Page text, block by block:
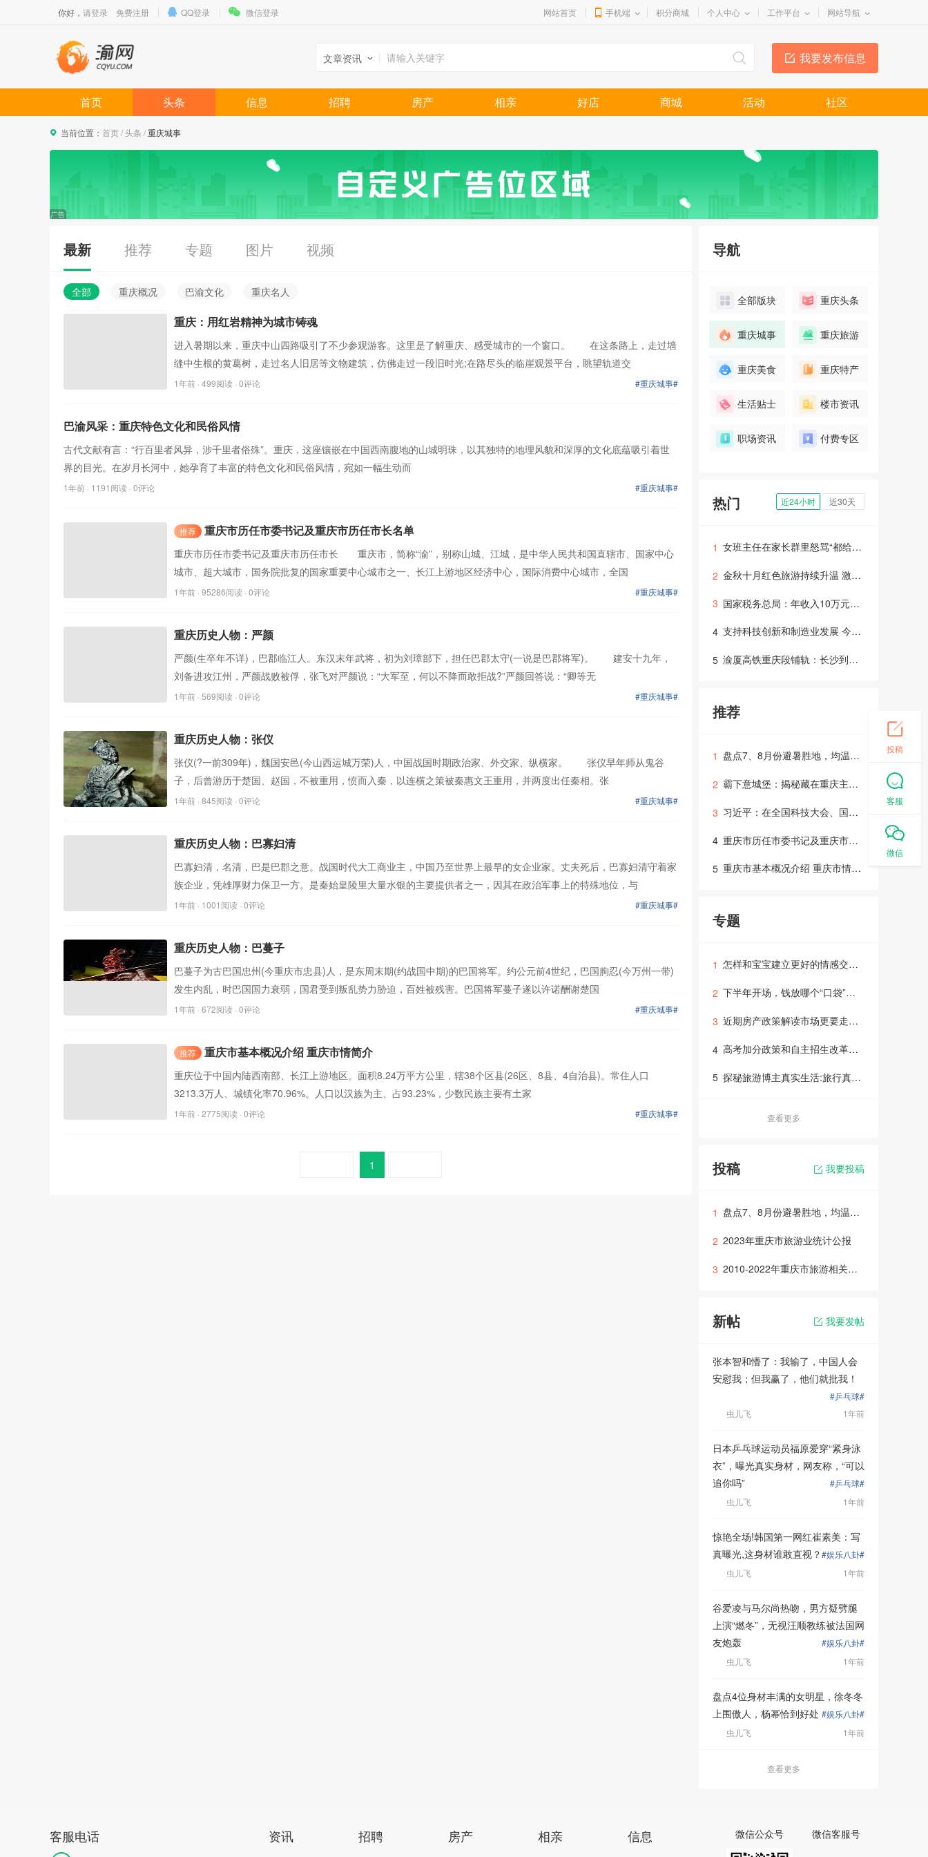
你好， 请登录 免费注册 QQ登录 微信登录 网站首页 手机端 积分商城 个人中心 工作平台 网站导航
我要发布信息
文章资讯
首页 头条 信息 招聘 房产 相亲 好店 商城 活动 社区
当前位置： 首页/头条 /重庆城事
最新 推荐 专题 图片 视频
全部 重庆概况 巴渝文化 重庆名人
重庆：用红岩精神为城市铸魂
进入暑期以来，重庆中山四路吸引了不少参观游客。这里是了解重庆、感受城市的一个窗口。 在这条路上，走过墙
缝中生根的黄葛树，走过名人旧居等文物建筑，仿佛走过一段旧时光;在路尽头的临崖观景平台，眺望轨道交
#重庆城事#
1年前 · 499阅读 · 0评论
巴渝风采：重庆特色文化和民俗风情
古代文献有言：“行百里者风异，涉千里者俗殊”。重庆，这座镶嵌在中国西南腹地的山城明珠，以其独特的地理风貌和深厚的文化底蕴吸引着世
界的目光。在岁月长河中，她孕育了丰富的特色文化和民俗风情，宛如一幅生动而
#重庆城事#
1年前 · 1191阅读 · 0评论
推荐 重庆市历任市委书记及重庆市历任市长名单
重庆市历任市委书记及重庆市历任市长 重庆市，简称“渝”，别称山城、江城，是中华人民共和国直辖市、国家中心
城市、超大城市，国务院批复的国家重要中心城市之一、长江上游地区经济中心，国际消费中心城市，全国
#重庆城事#
1年前 · 95286阅读 · 0评论
重庆历史人物：严颜
严颜(生卒年不详)，巴郡临江人。东汉末年武将，初为刘璋部下，担任巴郡太守(一说是巴郡将军)。 建安十九年，
刘备进攻江州，严颜战败被俘，张飞对严颜说：“大军至，何以不降而敢拒战?”严颜回答说：“卿等无
#重庆城事#
1年前 · 569阅读 · 0评论
重庆历史人物：张仪
张仪(?一前309年)，魏国安邑(今山西运城万荣)人，中国战国时期政治家、外交家、纵横家。 张仪早年师从鬼谷
子，后曾游历于楚国、赵国，不被重用，愤而入秦，以连横之策被秦惠文王重用，并两度出任秦相。张
#重庆城事#
1年前 · 845阅读 · 0评论
重庆历史人物：巴寡妇清
巴寡妇清，名清，巴是巴郡之意。战国时代大工商业主，中国乃至世界上最早的女企业家。丈夫死后，巴寡妇清守着家
族企业，凭雄厚财力保卫一方。是秦始皇陵里大量水银的主要提供者之一，因其在政治军事上的特殊地位，与
#重庆城事#
1年前 · 1001阅读 · 0评论
重庆历史人物：巴蔓子
巴蔓子为古巴国忠州(今重庆市忠县)人，是东周末期(约战国中期)的巴国将军。约公元前4世纪，巴国朐忍(今万州一带)
发生内乱，时巴国国力衰弱，国君受到叛乱势力胁迫，百姓被残害。巴国将军蔓子遂以许诺酬谢楚国
#重庆城事#
1年前 · 672阅读 · 0评论
推荐 重庆市基本概况介绍 重庆市情简介
重庆位于中国内陆西南部、长江上游地区。面积8.24万平方公里，辖38个区县(26区、8县、4自治县)。常住人口
3213.3万人、城镇化率70.96%。人口以汉族为主、占93.23%，少数民族主要有土家
#重庆城事#
1年前 · 2775阅读 · 0评论
1
导航
全部版块 重庆头条
重庆城事 重庆旅游
重庆美食 重庆特产
生活贴士 楼市资讯
职场资讯 付费专区
热门 近24小时 近30天
1 女班主任在家长群里怒骂“都给老子滚”，学校回应：与家长沟通时情绪失控，已暂停其教学
2 金秋十月红色旅游持续升温 激活经济发展潜力
3 国家税务总局：年收入10万元以内纳税人基本无需缴纳个税
4 支持科技创新和制造业发展 今年前8月重庆减税降费及退税近250亿元
5 渝厦高铁重庆段铺轨：长沙到重庆时常缩短1小时
推荐
1 盘点7、8月份避暑胜地，均温25℃，各个号称避暑天堂
2 霸下意城堡：揭秘藏在重庆主城的古堡，耗资上亿建造如今却无人居住…胆小者慎入
3 习近平：在全国科技大会、国家科学技术奖励大会、两院院士大会上的讲话
4 重庆市历任市委书记及重庆市历任市长名单
5 重庆市基本概况介绍 重庆市情简介
专题
1 怎样和宝宝建立更好的情感交流亲子专题
2 下半年开场，钱放哪个“口袋”里理财专题讲座
3 近期房产政策解读市场更要走向正规理性的轨道里面
4 高考加分政策和自主招生改革问题答疑
5 探秘旅游博主真实生活:旅行真没太多惊险！
查看更多
投稿 我要投稿
1 盘点7、8月份避暑胜地，均温25℃，各个号称避暑天堂
2 2023年重庆市旅游业统计公报
3 2010-2022年重庆市旅游相关数据
新帖 我要发帖
张本智和懵了：我输了，中国人会
安慰我；但我赢了，他们就批我！
#乒乓球#
1年前
虫儿飞
日本乒乓球运动员福原爱穿“紧身泳
衣”，曝光真实身材，网友称，“可以
追你吗”
#乒乓球#
1年前
虫儿飞
惊艳全场!韩国第一网红崔素美：写
真曝光,这身材谁敢直视？#娱乐八卦#
1年前
虫儿飞
谷爱凌与马尔尚热吻，男方疑劈腿
上演“燃冬”，无视汪顺教练被法国网
友炮轰
#娱乐八卦#
1年前
虫儿飞
盘点4位身材丰满的女明星，徐冬冬
上围傲人，杨幂恰到好处 #娱乐八卦#
1年前
虫儿飞
查看更多
客服电话 资讯 招聘 房产 相亲 信息 微信公众号 微信客服号
投稿
客服
微信